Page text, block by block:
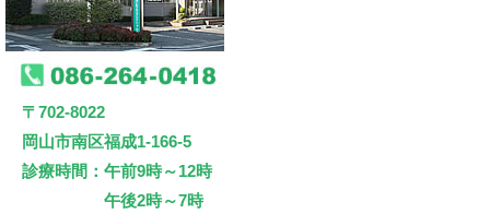
〒702-8022
岡山市南区福成1-166-5
診療時間：午前9時～12時
午後2時～7時